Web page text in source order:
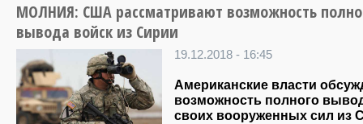
МОЛНИЯ: США рассматривают возможность
вывода войск из Сирии
19.12.2018 - 16:45
Американские власти
возможность полного
своих вооруженных сил из